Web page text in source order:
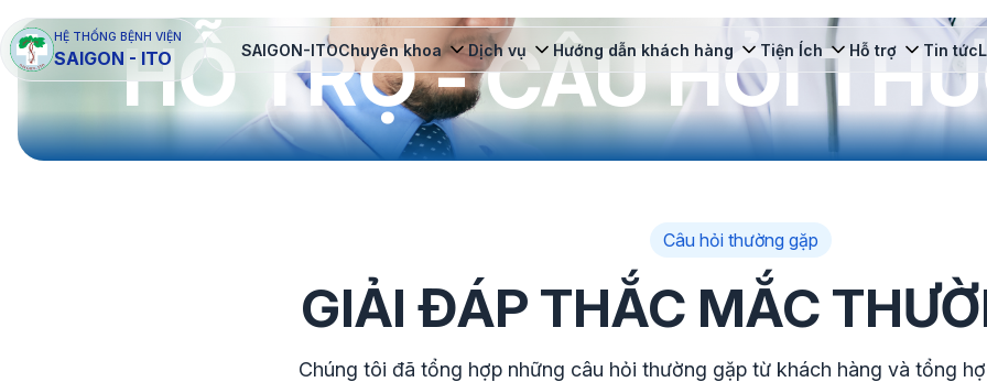
HỆ THỐNG BỆNH VIỆN
SAIGON - ITO SAIGON-ITOChuyên khoa Dịch vụ Hướng dẫn khách hàng Tiện Ích Hỗ trợ Tin tức
HỖ TRỢ - CÂU HỎI
Câu hỏi thường gặp
GIẢI ĐÁP THẮC MẮC
Chúng tôi đã tổng hợp những câu hỏi thường gặp từ khách hàng và tổng